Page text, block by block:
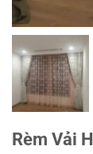
Rèm Vải